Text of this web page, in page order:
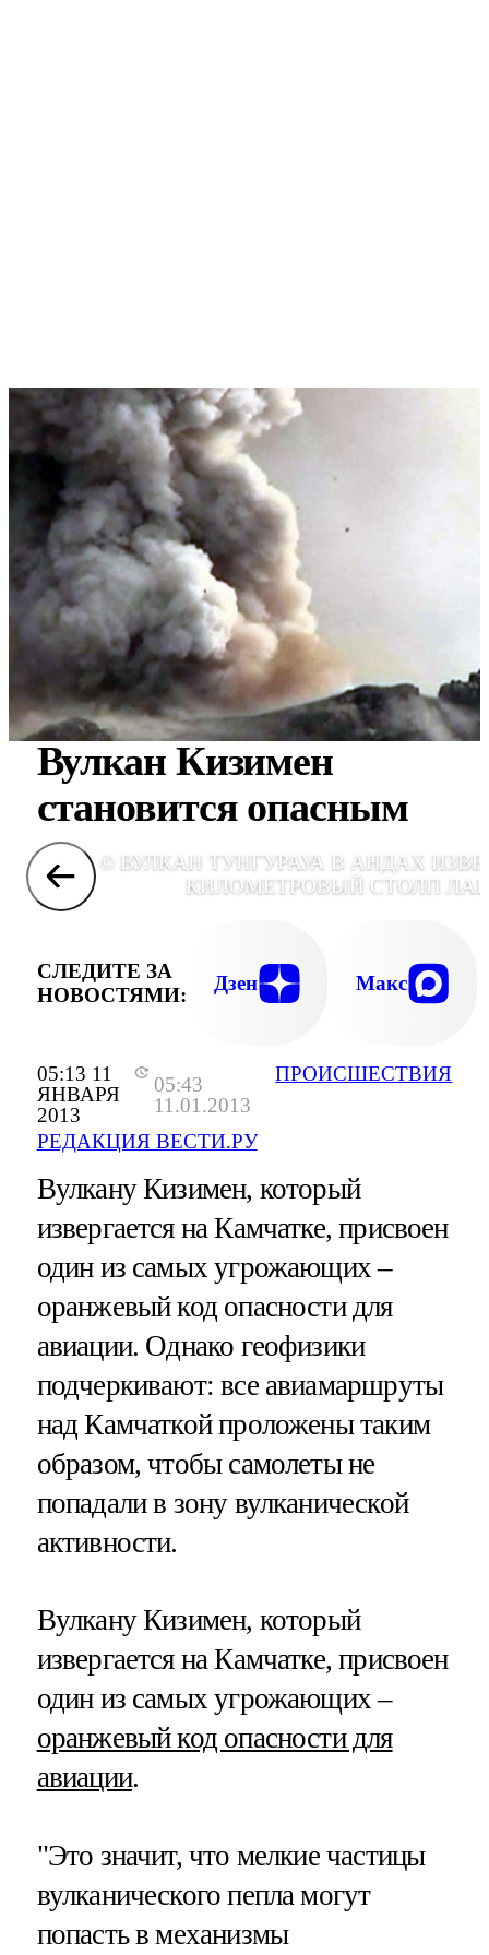
05:13 11
ЯНВАРЯ
2013
05:43
11.01.2013
РЕДАКЦИЯ ВЕСТИ.РУ
ПРОИСШЕСТВИЯ
Вулкан Кизимен
становится опасным
© ВУЛКАН ТУНГУРАУА В АНДАХ
КИЛОМЕТРОВЫЙ СТОЛП
СЛЕДИТЕ ЗА
НОВОСТЯМИ:
Дзен Макс
Вулкану Кизимен, который
извергается на Камчатке, присвоен
один из самых угрожающих –
оранжевый код опасности для
авиации. Однако геофизики
подчеркивают: все авиамаршруты
над Камчаткой проложены таким
образом, чтобы самолеты не
попадали в зону вулканической
активности.
Вулкану Кизимен, который
извергается на Камчатке, присвоен
один из самых угрожающих –
оранжевый код опасности для
авиации.
"Это значит, что мелкие частицы
вулканического пепла могут
попасть в механизмы